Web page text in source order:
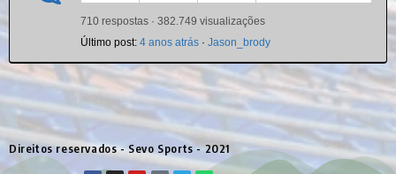
710 respostas · 382.749 visualizações
Último post: 4 anos atrás · Jason_brody
Direitos reservados - Sevo Sports - 2021